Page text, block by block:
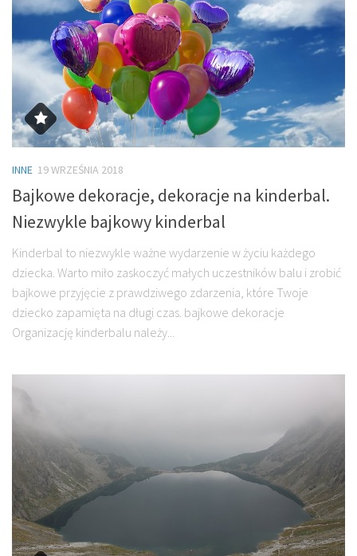
INNE 19 WRZEŚNIA 2018
Bajkowe dekoracje, dekoracje na kinderbal.
Niezwykle bajkowy kinderbal
Kinderbal to niezwykle ważne wydarzenie w życiu każdego
dziecka. Warto miło zaskoczyć małych uczestników balu i zrobić
bajkowe przyjęcie z prawdziwego zdarzenia, które Twoje
dziecko zapamięta na długi czas. bajkowe dekoracje
Organizację kinderbalu należy...